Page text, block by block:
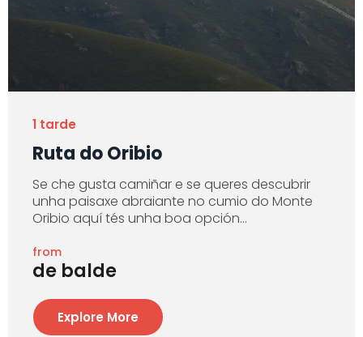
1 tarde
Ruta do Oribio
Se che gusta camiñar e se queres descubrir
unha paisaxe abraiante no cumio do Monte
Oribio aquí tés unha boa opción...
from
de balde
Explore More